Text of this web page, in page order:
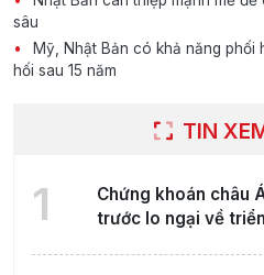
sâu
Mỹ, Nhật Bản có khả năng phối
hối sau 15 năm
TIN
1
Chứng khoán châu
trước lo ngại về